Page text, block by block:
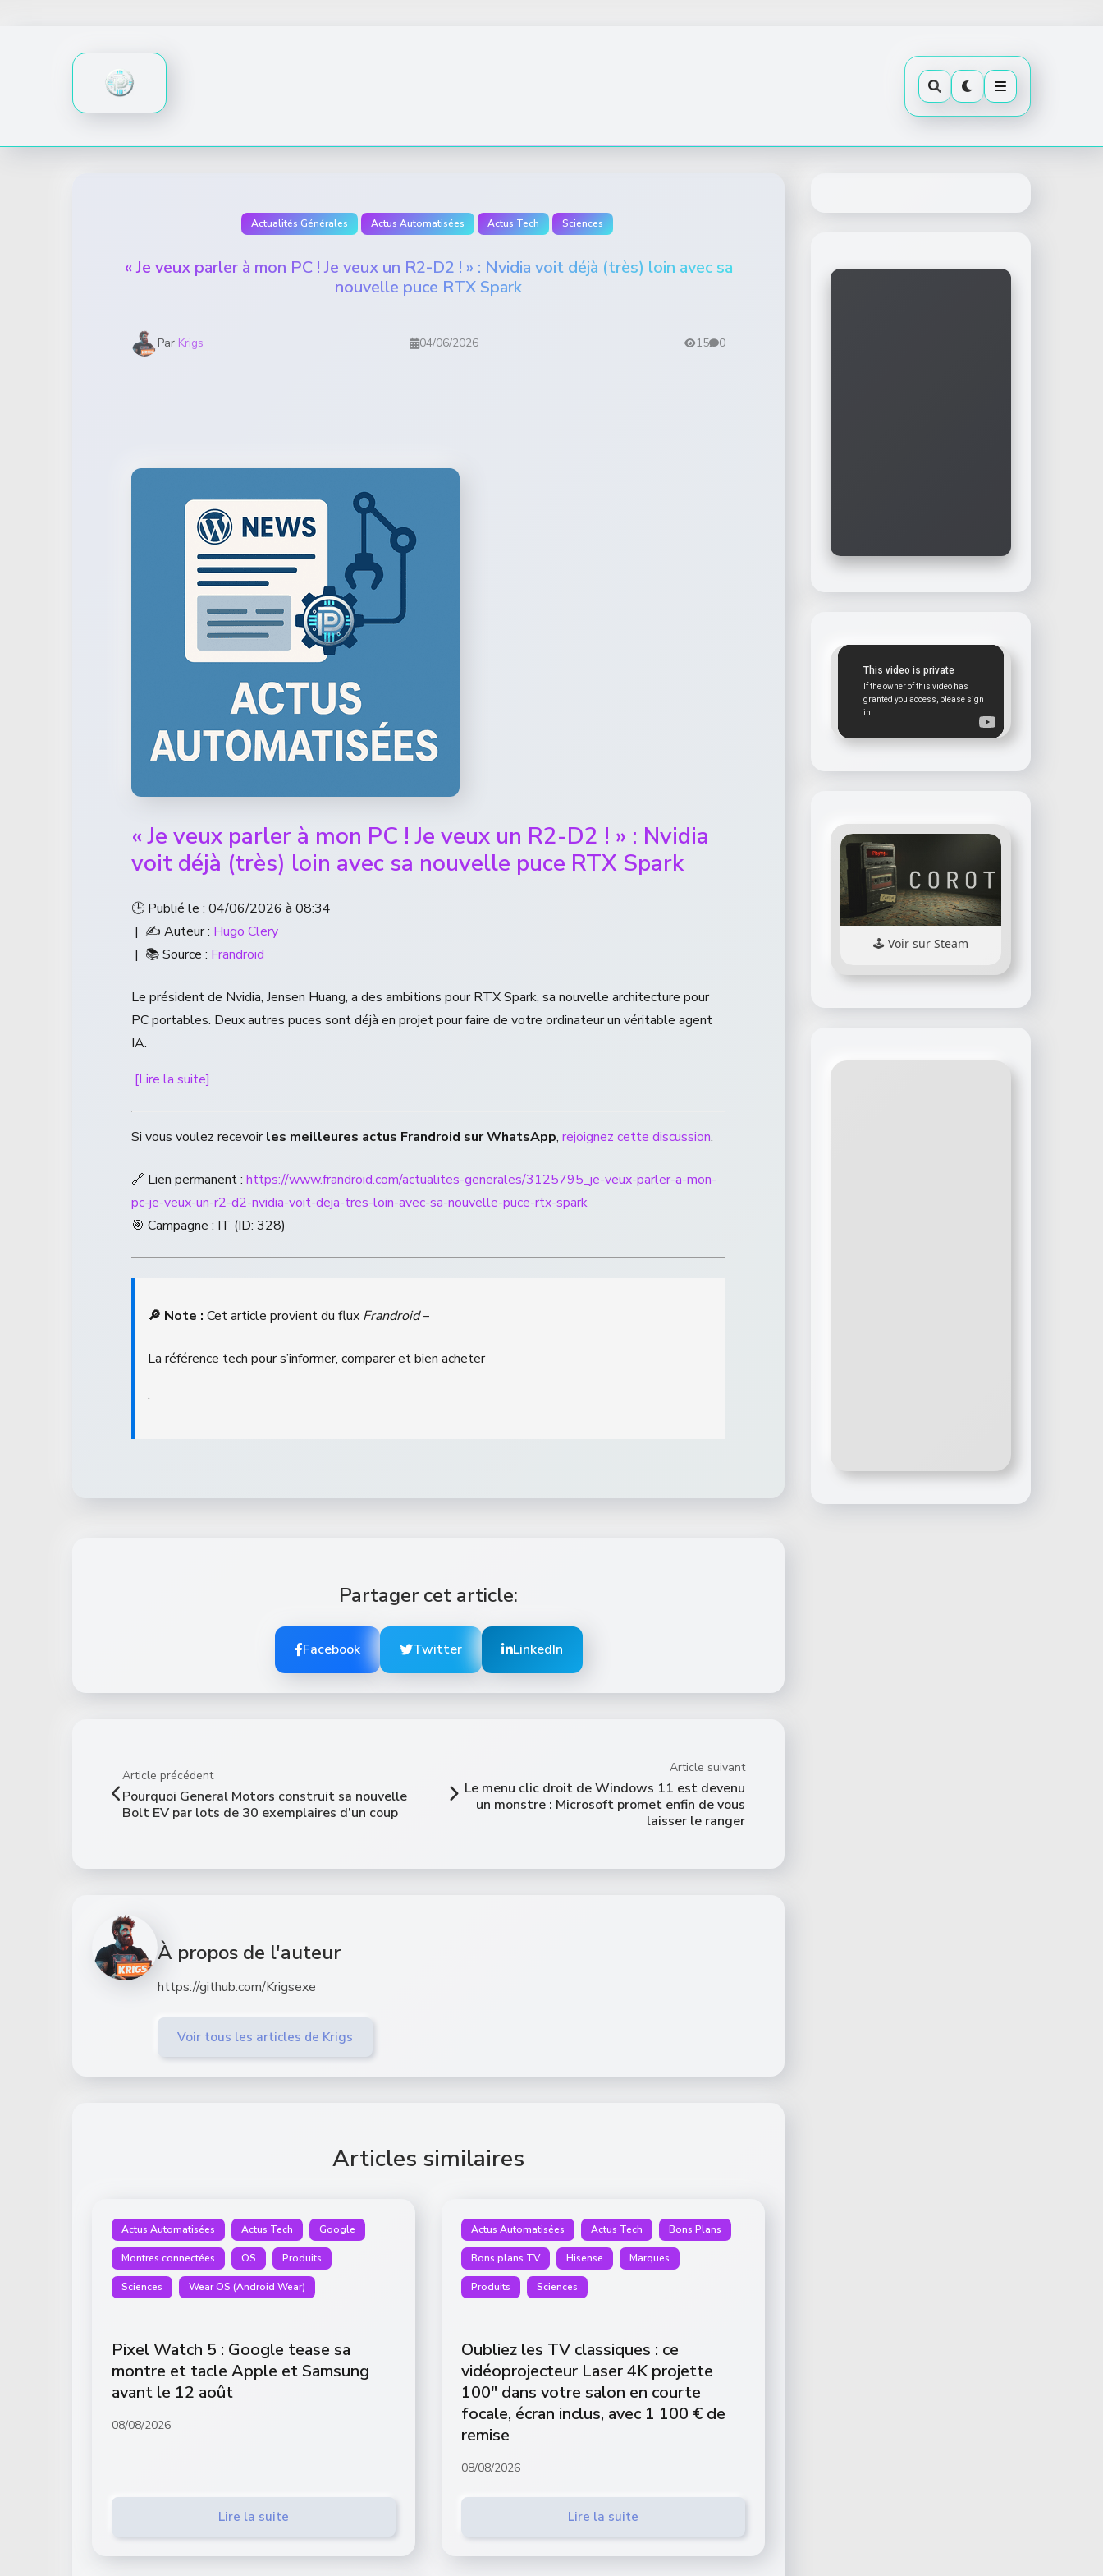
Actualités Générales Actus Automatisées Actus Tech Sciences
« Je veux parler à mon PC ! Je veux un R2-D2 ! » : Nvidia voit déjà (très) loin avec sa
nouvelle puce RTX Spark
Par Krigs 04/06/2026 15 0
« Je veux parler à mon PC ! Je veux un R2-D2 ! » : Nvidia
voit déjà (très) loin avec sa nouvelle puce RTX Spark
🕒 Publié le : 04/06/2026 à 08:34
| ✍️ Auteur : Hugo Clery
| 📚 Source : Frandroid
Le président de Nvidia, Jensen Huang, a des ambitions pour RTX Spark, sa nouvelle architecture pour
PC portables. Deux autres puces sont déjà en projet pour faire de votre ordinateur un véritable agent
IA.
[Lire la suite]
Si vous voulez recevoirles meilleures actus Frandroid sur WhatsApp, rejoignez cette discussion.
🔗 Lien permanent : https://www.frandroid.com/actualites-generales/3125795_je-veux-parler-a-mon-
pc-je-veux-un-r2-d2-nvidia-voit-deja-tres-loin-avec-sa-nouvelle-puce-rtx-spark
🎯 Campagne : IT (ID: 328)
🔎 Note : Cet article provient du flux Frandroid–
La référence tech pour s’informer, comparer et bien acheter
.
Partager cet article:
Facebook Twitter LinkedIn
Article précédent
Pourquoi General Motors construit sa nouvelle
Bolt EV par lots de 30 exemplaires d’un coup
Article suivant
Le menu clic droit de Windows 11 est devenu
un monstre : Microsoft promet enfin de vous
laisser le ranger
À propos de l'auteur
https://github.com/Krigsexe
Voir tous les articles de Krigs
Articles similaires
Actus Automatisées Actus Tech Google
Montres connectées OS Produits
Sciences Wear OS (Android Wear)
Pixel Watch 5 : Google tease sa
montre et tacle Apple et Samsung
avant le 12 août
08/08/2026
Lire la suite
Actus Automatisées Actus Tech Bons Plans
Bons plans TV Hisense Marques
Produits Sciences
Oubliez les TV classiques : ce
vidéoprojecteur Laser 4K projette
100″ dans votre salon en courte
focale, écran inclus, avec 1 100 € de
remise
08/08/2026
Lire la suite
Voir sur Steam